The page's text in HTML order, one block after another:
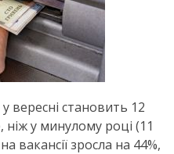
вересні становить 12
у минулому році (11
вакансії зросла на 44%,